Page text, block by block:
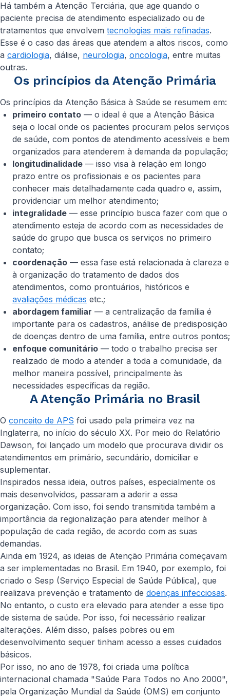
Há também a Atenção Terciária, que age quando o
paciente precisa de atendimento especializado ou de
tratamentos que envolvem tecnologias mais refinadas.
Esse é o caso das áreas que atendem a altos riscos, como
a cardiologia, diálise, neurologia, oncologia, entre muitas
outras.
Os princípios da Atenção Primária
Os princípios da Atenção Básica à Saúde se resumem em:
primeiro contato — o ideal é que a Atenção Básica
seja o local onde os pacientes procuram pelos serviços
de saúde, com pontos de atendimento acessíveis e bem
organizados para atenderem à demanda da população;
longitudinalidade — isso visa à relação em longo
prazo entre os profissionais e os pacientes para
conhecer mais detalhadamente cada quadro e, assim,
providenciar um melhor atendimento;
integralidade — esse princípio busca fazer com que o
atendimento esteja de acordo com as necessidades de
saúde do grupo que busca os serviços no primeiro
contato;
coordenação — essa fase está relacionada à clareza e
à organização do tratamento de dados dos
atendimentos, como prontuários, históricos e
avaliações médicas etc.;
abordagem familiar — a centralização da família é
importante para os cadastros, análise de predisposição
de doenças dentro de uma família, entre outros pontos;
enfoque comunitário — todo o trabalho precisa ser
realizado de modo a atender a toda a comunidade, da
melhor maneira possível, principalmente às
necessidades específicas da região.
A Atenção Primária no Brasil
O conceito de APS foi usado pela primeira vez na
Inglaterra, no início do século XX. Por meio do Relatório
Dawson, foi lançado um modelo que procurava dividir os
atendimentos em primário, secundário, domiciliar e
suplementar.
Inspirados nessa ideia, outros países, especialmente os
mais desenvolvidos, passaram a aderir a essa
organização. Com isso, foi sendo transmitida também a
importância da regionalização para atender melhor à
população de cada região, de acordo com as suas
demandas.
Ainda em 1924, as ideias de Atenção Primária começavam
a ser implementadas no Brasil. Em 1940, por exemplo, foi
criado o Sesp (Serviço Especial de Saúde Pública), que
realizava prevenção e tratamento de doenças infecciosas.
No entanto, o custo era elevado para atender a esse tipo
de sistema de saúde. Por isso, foi necessário realizar
alterações. Além disso, países pobres ou em
desenvolvimento sequer tinham acesso a esses cuidados
básicos.
Por isso, no ano de 1978, foi criada uma política
internacional chamada "Saúde Para Todos no Ano 2000",
pela Organização Mundial da Saúde (OMS) em conjunto